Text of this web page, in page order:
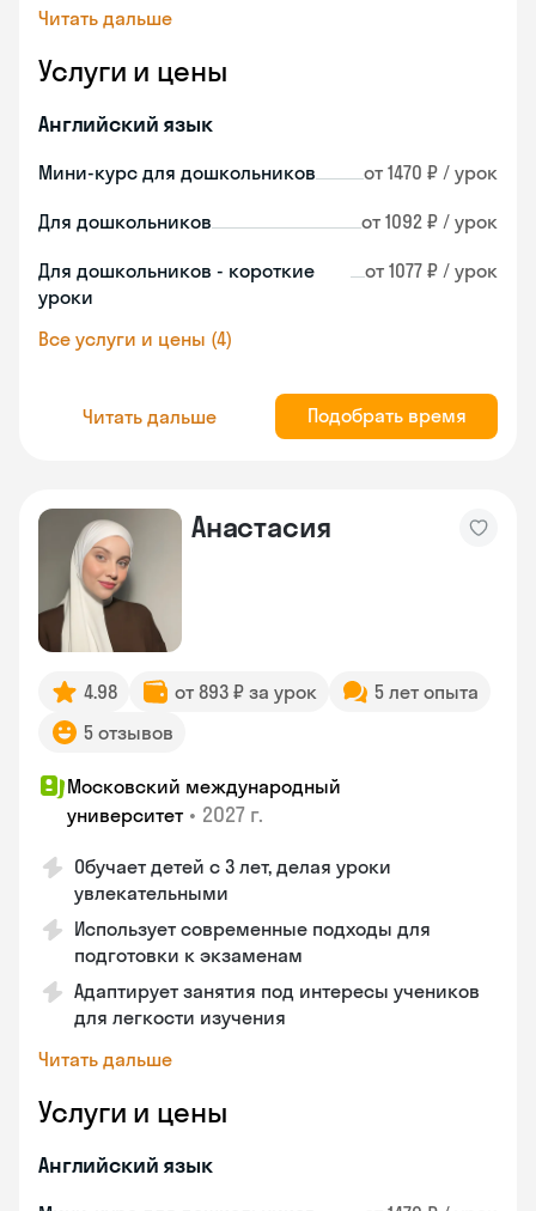
Читать дальше
Услуги и цены
Английский язык
Мини-курс для дошкольников от 1470 ₽ / урок
Для дошкольников от 1092 ₽ / урок
Для дошкольников - короткие
уроки
от 1077 ₽ / урок
Все услуги и цены (4)
Читать дальше Подобрать время
Анастасия
4.98 от 893 ₽ за урок
5 лет опыта
5 отзывов
Московский международный
университет • 2027 г.
Обучает детей с 3 лет, делая уроки
увлекательными
Использует современные подходы для
подготовки к экзаменам
Адаптирует занятия под интересы учеников
для легкости изучения
Читать дальше
Услуги и цены
Английский язык